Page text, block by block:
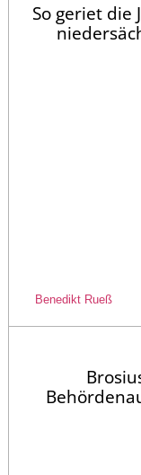
So geriet die
Benedikt Rueß